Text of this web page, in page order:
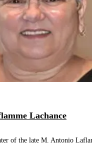
Lachance
of the late M. Antonio